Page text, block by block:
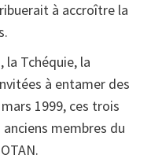
à accroître la
la Tchéquie, la
à entamer des
1999, ces trois
membres du